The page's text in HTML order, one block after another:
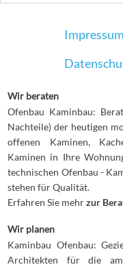
Impressum
Wir beraten
Ofenbau Kaminbau:
Nachteile) der heutigen
offenen Kaminen,
Kaminen in Ihre
technischen Ofenbau -
stehen für Qualität.
Erfahren Sie mehrzur
Wir planen
Kaminbau Ofenbau:
Architekten für die am